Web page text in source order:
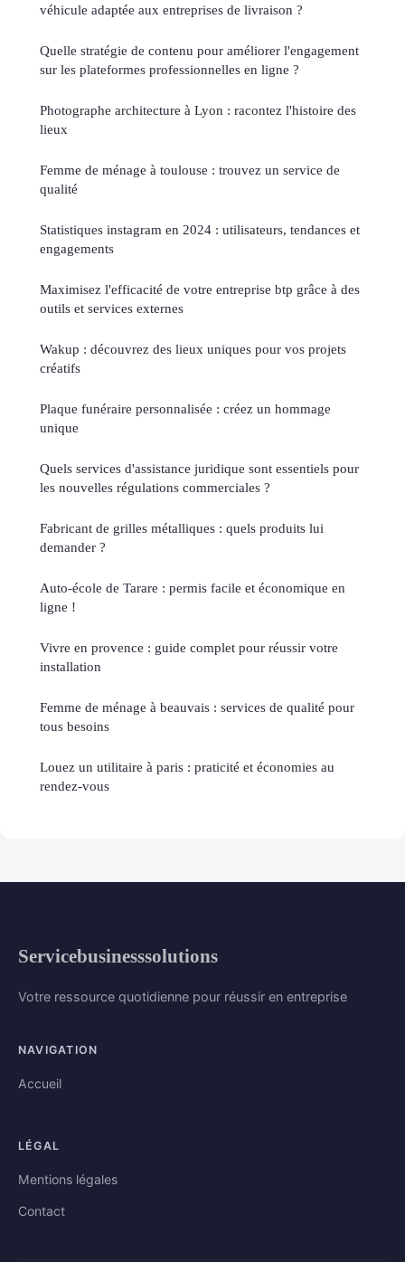
véhicule adaptée aux entreprises de livraison ?
Quelle stratégie de contenu pour améliorer l'engagement
sur les plateformes professionnelles en ligne ?
Photographe architecture à Lyon : racontez l'histoire des
lieux
Femme de ménage à toulouse : trouvez un service de
qualité
Statistiques instagram en 2024 : utilisateurs, tendances et
engagements
Maximisez l'efficacité de votre entreprise btp grâce à des
outils et services externes
Wakup : découvrez des lieux uniques pour vos projets
créatifs
Plaque funéraire personnalisée : créez un hommage
unique
Quels services d'assistance juridique sont essentiels pour
les nouvelles régulations commerciales ?
Fabricant de grilles métalliques : quels produits lui
demander ?
Auto-école de Tarare : permis facile et économique en
ligne !
Vivre en provence : guide complet pour réussir votre
installation
Femme de ménage à beauvais : services de qualité pour
tous besoins
Louez un utilitaire à paris : praticité et économies au
rendez-vous
Servicebusinesssolutions
Votre ressource quotidienne pour réussir en entreprise
NAVIGATION
Accueil
LÉGAL
Mentions légales
Contact